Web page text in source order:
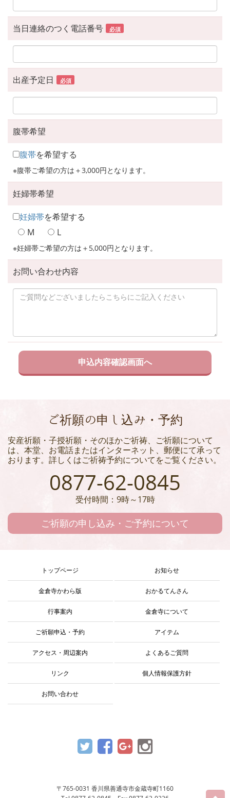
当日連絡のつく電話番号 必須
出産予定日 必須
腹帯希望
腹帯を希望する
※腹帯ご希望の方は＋3,000円となります。
妊婦帯希望
妊婦帯を希望する
M
L
※妊婦帯ご希望の方は＋5,000円となります。
お問い合わせ内容
ご祈願の申し込み・予約
安産祈願・子授祈願・そのほかご祈祷、ご祈願について
は、本堂、お電話またはインターネット、郵便にて承って
おります。詳しくはご祈祷予約についてをご覧ください。
0877-62-0845
受付時間：9時～17時
ご祈願の申し込み・ご予約について
トップページ お知らせ
金倉寺かわら版 おかるてんさん
行事案内 金倉寺について
ご祈願申込・予約 アイテム
アクセス・周辺案内 よくあるご質問
リンク 個人情報保護方針
お問い合わせ
〒765-0031 香川県善通寺市金蔵寺町1160